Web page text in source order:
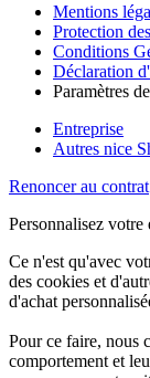
Mentions
Protection
Conditions
Déclaration
Paramètres
Entreprise
Autres nice
Renoncer au contrat
Personnalisez votre
Ce n'est qu'avec
des cookies et
d'achat
Pour ce faire, nous
comportement et